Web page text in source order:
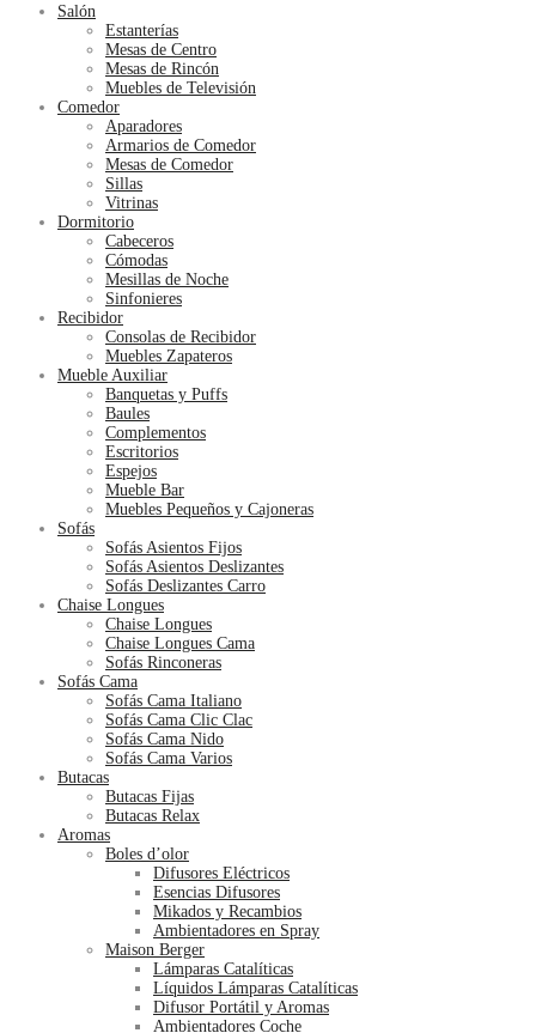
Salón
Estanterías
Mesas de Centro
Mesas de Rincón
Muebles de Televisión
Comedor
Aparadores
Armarios de Comedor
Mesas de Comedor
Sillas
Vitrinas
Dormitorio
Cabeceros
Cómodas
Mesillas de Noche
Sinfonieres
Recibidor
Consolas de Recibidor
Muebles Zapateros
Mueble Auxiliar
Banquetas y Puffs
Baules
Complementos
Escritorios
Espejos
Mueble Bar
Muebles Pequeños y Cajoneras
Sofás
Sofás Asientos Fijos
Sofás Asientos Deslizantes
Sofás Deslizantes Carro
Chaise Longues
Chaise Longues
Chaise Longues Cama
Sofás Rinconeras
Sofás Cama
Sofás Cama Italiano
Sofás Cama Clic Clac
Sofás Cama Nido
Sofás Cama Varios
Butacas
Butacas Fijas
Butacas Relax
Aromas
Boles d’olor
Difusores Eléctricos
Esencias Difusores
Mikados y Recambios
Ambientadores en Spray
Maison Berger
Lámparas Catalíticas
Líquidos Lámparas Catalíticas
Difusor Portátil y Aromas
Ambientadores Coche